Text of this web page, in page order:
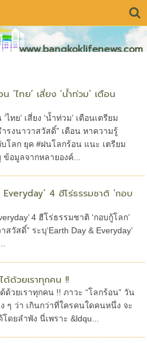
www.bangkoklifenews.com
‘ไทย’ เสี่ยง ‘น้ำท่วม’ เตือน
ทย’ เสี่ยง ‘น้ำท่วม’ เตือนเตรียม
รงนาวาสวัสดิ์” เตือน หาความรู้
โลก ยุค #ฝนโลกร้อน แนะ เตรียม
อมูลจากหลายองค์...
4 ฮีโร่ธรรมชาติ ‘กอบ
4 ฮีโร่ธรรมชาติ ‘กอบกู้โลก’
วัสดิ์” ระบุ‘Earth Day & Everyday’
ด้ด้วยเราทุกคน !!
ด้วยเราทุกคน !! ภาวะ “โลกร้อน” วัน
ๆ ว่า เกินกว่าที่ใครคนใดคนหนึ่ง จะ
ดยลำพัง นี่เพราะ &ldqu...